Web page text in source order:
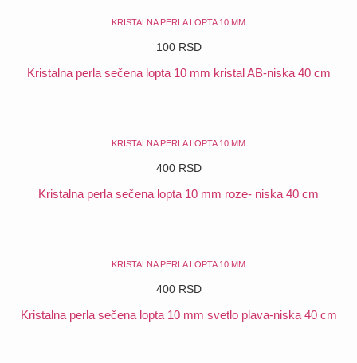
KRISTALNA PERLA LOPTA 10 MM
100 RSD
Kristalna perla sečena lopta 10 mm kristal AB-niska 40 cm
KRISTALNA PERLA LOPTA 10 MM
400 RSD
Kristalna perla sečena lopta 10 mm roze- niska 40 cm
KRISTALNA PERLA LOPTA 10 MM
400 RSD
Kristalna perla sečena lopta 10 mm svetlo plava-niska 40 cm